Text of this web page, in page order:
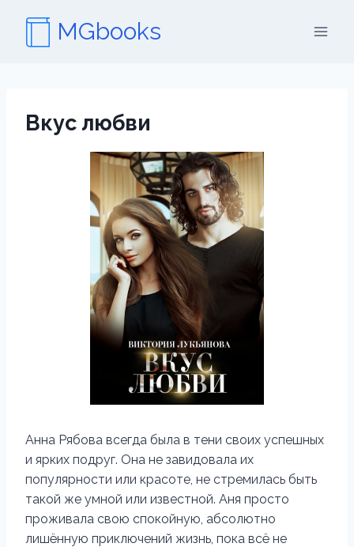
содержимому
MGbooks
Вкус любви
Анна Рябова всегда была в тени своих успешных
и ярких подруг. Она не завидовала их
популярности или красоте, не стремилась быть
такой же умной или известной. Аня просто
проживала свою спокойную, абсолютно
лишённую приключений жизнь, пока всё не